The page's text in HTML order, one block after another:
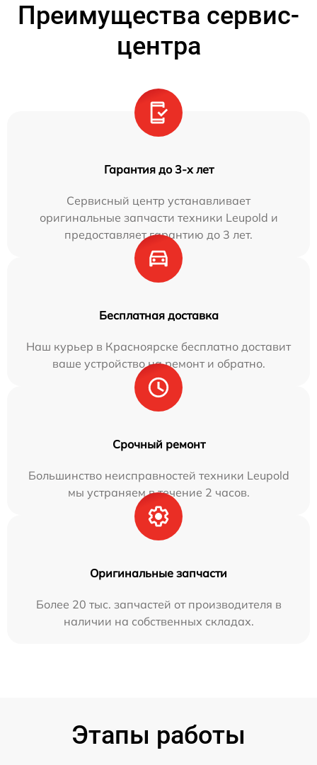
Преимущества сервис-
центра
Гарантия до 3-х лет
Сервисный центр устанавливает
оригинальные запчасти техники Leupold и
предоставляет гарантию до 3 лет.
Бесплатная доставка
Наш курьер в Красноярске бесплатно доставит
ваше устройство на ремонт и обратно.
Срочный ремонт
Большинство неисправностей техники Leupold
мы устраняем в течение 2 часов.
Оригинальные запчасти
Более 20 тыс. запчастей от производителя в
наличии на собственных складах.
Этапы работы